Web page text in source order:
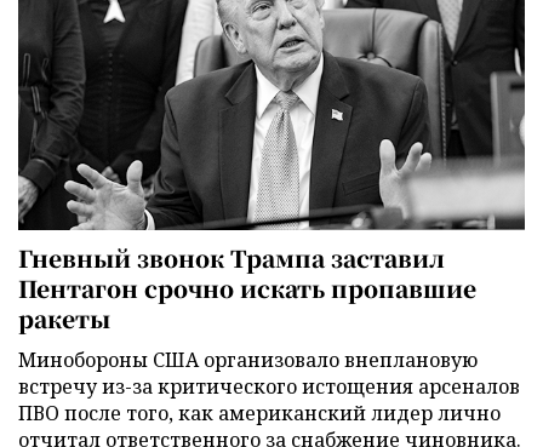
Гневный звонок Трампа заставил
Пентагон срочно искать пропавшие
ракеты
Минобороны США организовало внеплановую
встречу из-за критического истощения арсеналов
ПВО после того, как американский лидер лично
отчитал ответственного за снабжение чиновника.